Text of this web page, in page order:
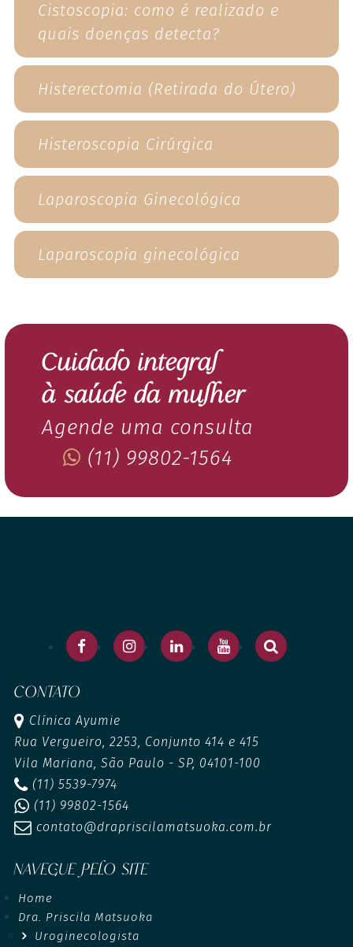
Cistoscopia: como é realizado e
quais doenças detecta?
Histerectomia (Retirada do Útero)
Histeroscopia Cirúrgica
Laparoscopia Ginecológica
Laparoscopia ginecológica
Cuidado integral
à saúde da mulher
Agende uma consulta
(11) 99802-1564
CONTATO
Clínica Ayumie
Rua Vergueiro, 2253, Conjunto 414 e 415
Vila Mariana, São Paulo - SP, 04101-100
(11) 5539-7974
(11) 99802-1564
contato@drapriscilamatsuoka.com.br
NAVEGUE PELO SITE
Home
Dra. Priscila Matsuoka
Uroginecologista